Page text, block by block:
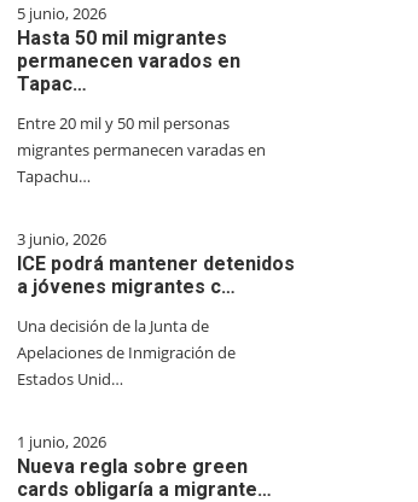
5 junio, 2026
Hasta 50 mil migrantes
permanecen varados en
Tapac…
Entre 20 mil y 50 mil personas
migrantes permanecen varadas en
Tapachu…
3 junio, 2026
ICE podrá mantener detenidos
a jóvenes migrantes c…
Una decisión de la Junta de
Apelaciones de Inmigración de
Estados Unid…
1 junio, 2026
Nueva regla sobre green
cards obligaría a migrante…